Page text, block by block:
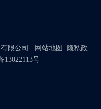
限公司 网站地图
隐私政
13022113号